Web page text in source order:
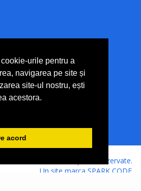
urile pentru a
navigarea pe site și
site-ul nostru, ești
acestora.
acord
Toate drepturile rezervate.
Un site marca SPARK CODE